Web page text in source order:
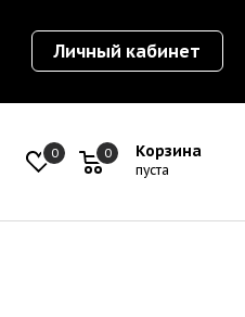
Личный кабинет
0 Корзина
0
пуста
0